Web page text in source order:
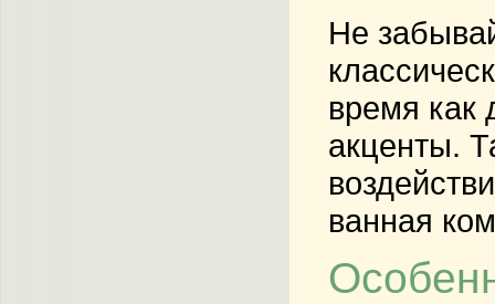
Не
время как
акценты.
ванная